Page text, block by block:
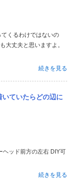
大丈夫と思いますよ。
続きを見る
ていたらどの辺に
続きを見る